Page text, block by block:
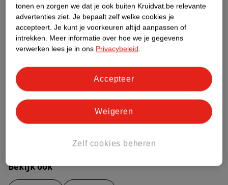
Etiketinformatie
Nature Impact Score
Dit product heeft (nog) geen Nature
Impact Score.
Bekijk ook
tonen en zorgen we dat je ook buiten Kruidvat.be relevante
advertenties ziet. Je bepaalt zelf welke cookies je
accepteert. Je kunt je voorkeuren altijd aanpassen of
intrekken. Meer informatie over hoe we je gegevens
verwerken lees je in ons Privacybeleid.
Zelf cookies beheren
Weigeren
Accepteer